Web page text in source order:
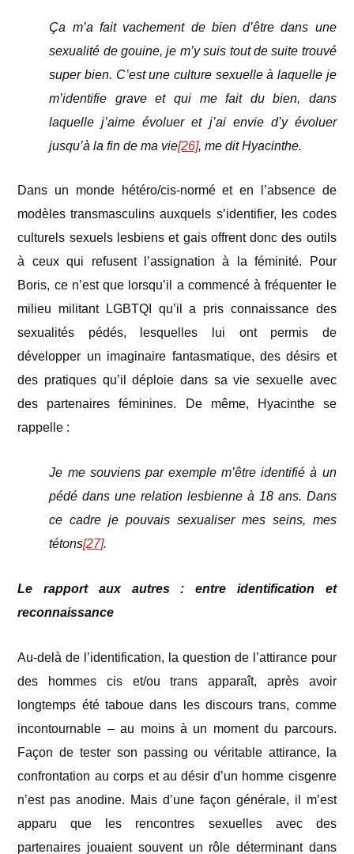
Ça m’a fait vachement de bien d’être dans une
sexualité de gouine, je m’y suis tout de suite trouvé
super bien. C’est une culture sexuelle à laquelle je
m’identifie grave et qui me fait du bien, dans
laquelle j’aime évoluer et j’ai envie d’y évoluer
jusqu’à la fin de ma vie[26], me dit Hyacinthe.
Dans un monde hétéro/cis-normé et en l’absence de
modèles transmasculins auxquels s’identifier, les codes
culturels sexuels lesbiens et gais offrent donc des outils
à ceux qui refusent l’assignation à la féminité. Pour
Boris, ce n’est que lorsqu’il a commencé à fréquenter le
milieu militant LGBTQI qu’il a pris connaissance des
sexualités pédés, lesquelles lui ont permis de
développer un imaginaire fantasmatique, des désirs et
des pratiques qu’il déploie dans sa vie sexuelle avec
des partenaires féminines. De même, Hyacinthe se
rappelle :
Je me souviens par exemple m’être identifié à un
pédé dans une relation lesbienne à 18 ans. Dans
ce cadre je pouvais sexualiser mes seins, mes
tétons[27].
Le rapport aux autres : entre identification et
reconnaissance
Au-delà de l’identification, la question de l’attirance pour
des hommes cis et/ou trans apparaît, après avoir
longtemps été taboue dans les discours trans, comme
incontournable – au moins à un moment du parcours.
Façon de tester son passing ou véritable attirance, la
confrontation au corps et au désir d’un homme cisgenre
n’est pas anodine. Mais d’une façon générale, il m’est
apparu que les rencontres sexuelles avec des
partenaires jouaient souvent un rôle déterminant dans